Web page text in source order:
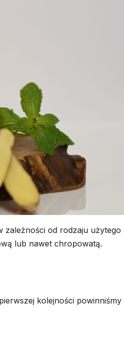
zależności od rodzaju użytego
lub nawet chropowatą.
kolejności powinniśmy